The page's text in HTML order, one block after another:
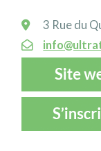
3 Rue du